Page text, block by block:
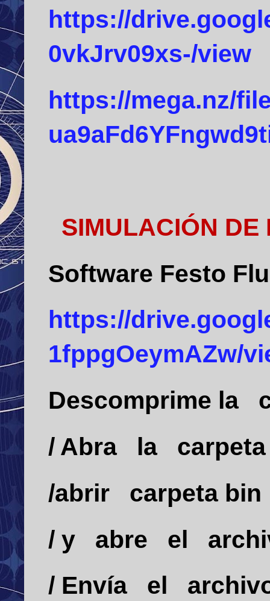
https://
0vkJrv09xs-/view
https://mega.nz/
SIMULACIÓN DE
Software Festo
https://
1fppgOeymAZw/
Descomprime la
/ Abra
la
/abrir
carpeta bin
/ y
abre el
/ Envía el